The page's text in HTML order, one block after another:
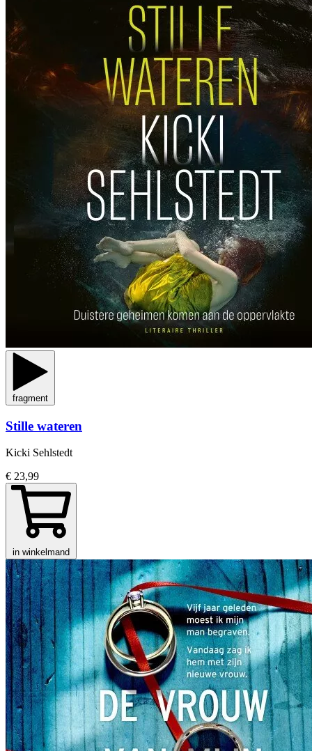
fragment
Stille wateren
Kicki Sehlstedt
€ 23,99
in winkelmand